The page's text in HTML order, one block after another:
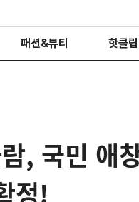
패션&뷰티 핫클립
, 국민 애
정!